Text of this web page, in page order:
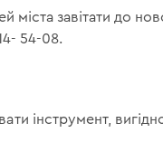
міста завітати до
54-08.
інструмент,